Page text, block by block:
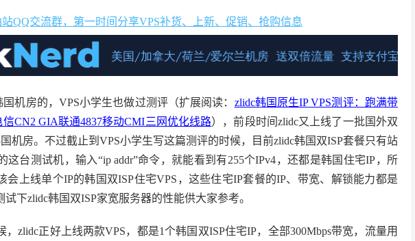
站QQ交流群，第一时间分享VPS补货、上新、促销、抢购信息
机房的，VPS小学生也做过测评（扩展阅读： zlidc韩国原生IP VPS测评：跑满带
CN2 GIA联通4837移动CMI三网优化线路），前段时间zlidc又上线了一批国外双
机房。不过截止到VPS小学生写这篇测评的时候，目前zlidc韩国双ISP套餐只有站
这台测试机，输入“ip addr”命令，就能看到有255个IPv4，还都是韩国住宅IP，所
会上线单个IP的韩国双ISP住宅VPS，这些住宅IP套餐的IP、带宽、解锁能力都是
下zlidc韩国双ISP家宽服务器的性能供大家参考。
zlidc正好上线两款VPS，都是1个韩国双ISP住宅IP，全部300Mbps带宽，流量用